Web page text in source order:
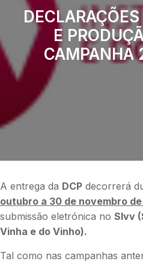
E
A entrega da DCP decorrerá
outubro a 30 de novembro
submissão eletrónica no SIvv
Vinha e do Vinho).
Tal como nas campanhas